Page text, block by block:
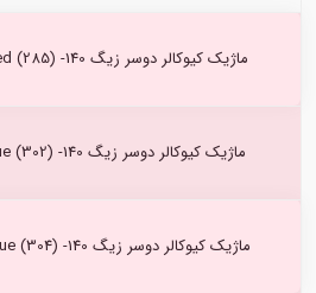
ماژیک کیوکالر دوسر زیگ Blood Red (285) -140
ماژیک کیوکالر دوسر زیگ Light Blue (302) -140
ماژیک کیوکالر دوسر زیگ Cobalt Blue (304) -140